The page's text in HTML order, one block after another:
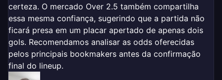
certeza. O mercado Over 2.5 também compartilha
essa mesma confiança, sugerindo que a partida não
ficará presa em um placar apertado de apenas dois
gols. Recomendamos analisar as odds oferecidas
pelos principais bookmakers antes da confirmação
final do lineup.